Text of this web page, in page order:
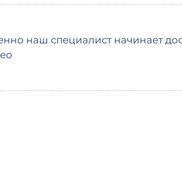
наш специалист начинает